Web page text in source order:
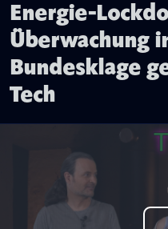
Energie-
Überwachung
Bundesklage
Tech